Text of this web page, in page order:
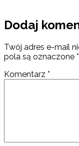
Dodaj
Twój adres e-mail
pola są oznaczone *
Komentarz *